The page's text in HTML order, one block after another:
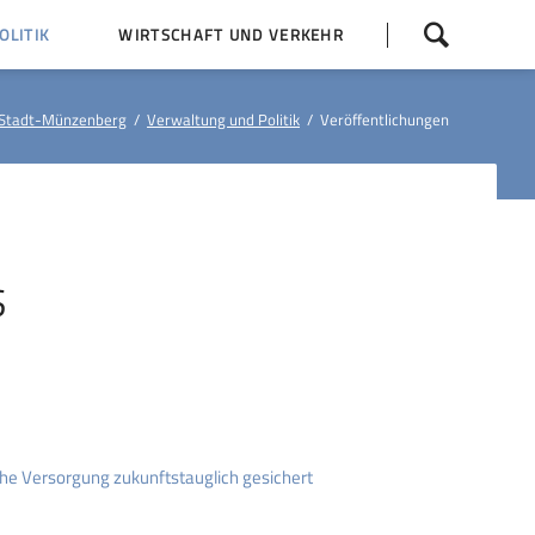
überspringen
WIRTSCHAFT UND VERKEHR
Münzenberg Verwaltung und Politik Veröffentlichungen
Versorgung zukunftstauglich gesichert